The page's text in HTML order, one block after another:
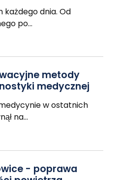
każdego dnia. Od
po…
metody
medycznej
w ostatnich
na…
- poprawa